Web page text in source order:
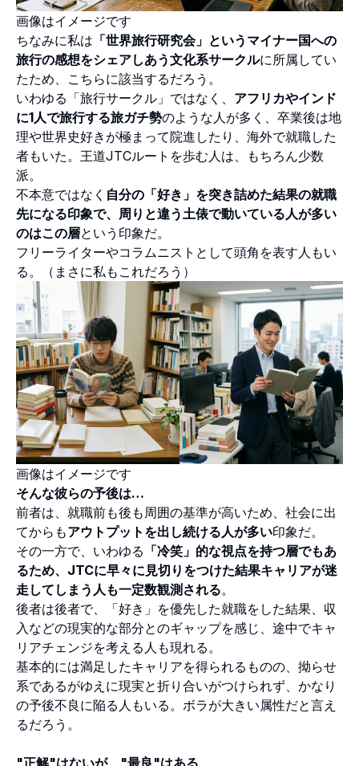
画像はイメージです
ちなみに私は 「世界旅行研究会」というマイナー国への
旅行の感想をシェアしあう文化系サークルに所属してい
たため、こちらに該当するだろう。
いわゆる「旅行サークル」ではなく、 アフリカやインド
に1人で旅行する旅ガチ勢のような人が多く、卒業後は地
理や世界史好きが極まって院進したり、海外で就職した
者もいた。王道JTCルートを歩む人は、もちろん少数
派。
不本意ではなく 自分の「好き」を突き詰めた結果の就職
先になる印象で、周りと違う土俵で動いている人が多い
のはこの層という印象だ。
フリーライターやコラムニストとして頭角を表す人もい
る。（まさに私もこれだろう）
画像はイメージです
そんな彼らの予後は…
前者は、就職前も後も周囲の基準が高いため、社会に出
てからもアウトプットを出し続ける人が多い印象だ。
その一方で、いわゆる 「冷笑」的な視点を持つ層でもあ
るため、JTCに早々に見切りをつけた結果キャリアが迷
走してしまう人も一定数観測される。
後者は後者で、「好き」を優先した就職をした結果、収
入などの現実的な部分とのギャップを感じ、途中でキャ
リアチェンジを考える人も現れる。
基本的には満足したキャリアを得られるものの、拗らせ
系であるがゆえに現実と折り合いがつけられず、かなり
の予後不良に陥る人もいる。ボラが大きい属性だと言え
るだろう。